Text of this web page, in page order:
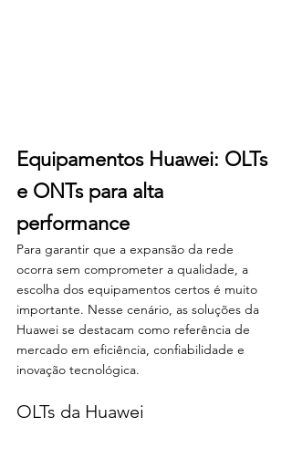
Equipamentos Huawei: OLTs
e ONTs para alta
performance
Para garantir que a expansão da rede
ocorra sem comprometer a qualidade, a
escolha dos equipamentos certos é muito
importante. Nesse cenário, as soluções da
Huawei se destacam como referência de
mercado em eficiência, confiabilidade e
inovação tecnológica.
OLTs da Huawei